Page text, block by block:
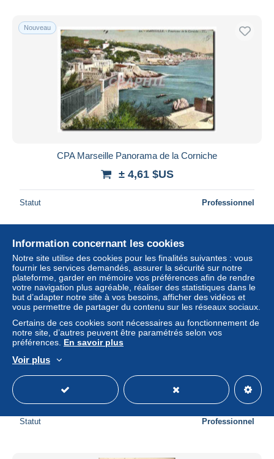
Nouveau
CPA Marseille Panorama de la Corniche
± 4,61 $US
Statut Professionnel
Nouveau
CPA Marseille La Corniche et les Iles
± 4,61 $US
Statut Professionnel
Information concernant les cookies
Notre site utilise des cookies pour les finalités suivantes : vous
fournir les services demandés, assurer la sécurité sur notre
plateforme, garder en mémoire vos préférences afin de rendre
votre navigation plus agréable, réaliser des statistiques dans le
but d’adapter notre site à vos besoins, afficher des vidéos et
vous permettre de partager du contenu sur les réseaux sociaux.
Certains de ces cookies sont nécessaires au fonctionnement de
notre site, d’autres peuvent être paramétrés selon vos
préférences. En savoir plus
Voir plus